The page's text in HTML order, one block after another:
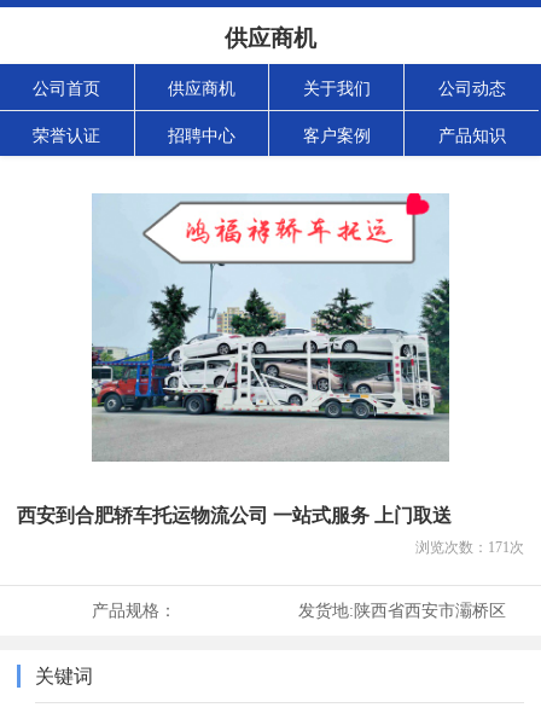
供应商机
公司首页 供应商机 关于我们 公司动态
荣誉认证 招聘中心 客户案例 产品知识
西安到合肥轿车托运物流公司 一站式服务 上门取送
浏览次数： 171次
产品规格： 发货地:陕西省西安市灞桥区
关键词